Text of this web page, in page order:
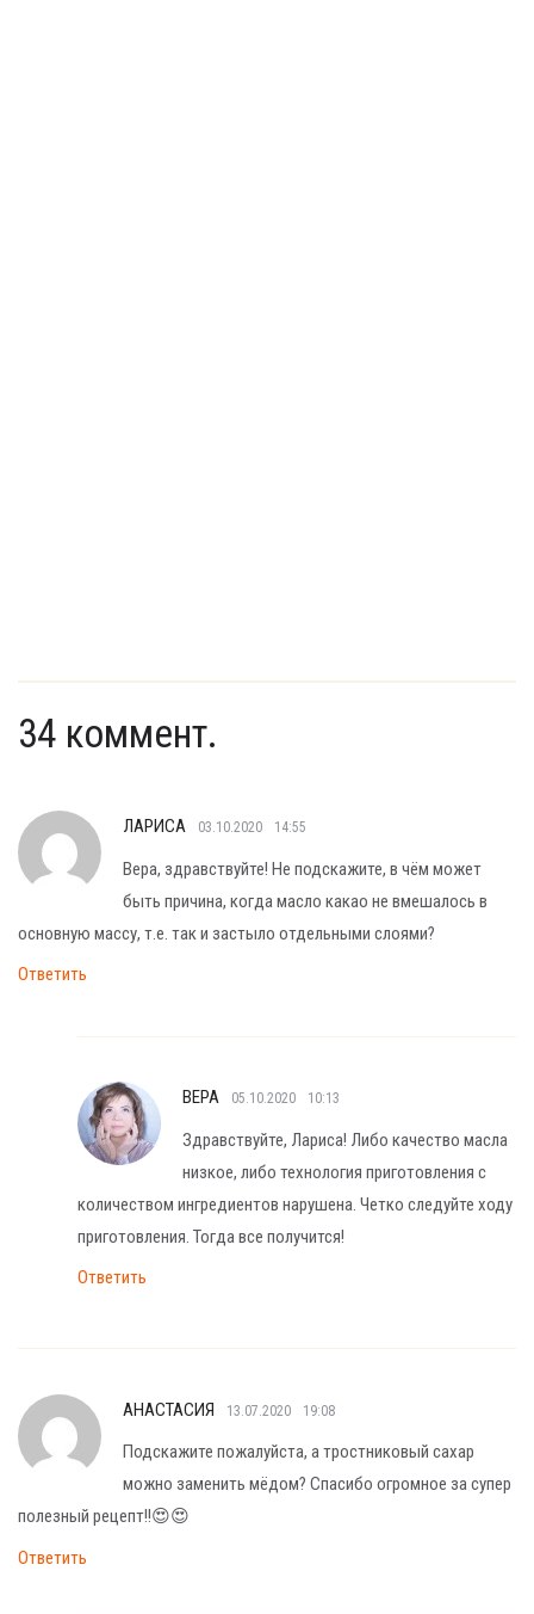
34 коммент.
ЛАРИСА 03.10.2020 14:55
Вера, здравствуйте! Не подскажите, в чём может
быть причина, когда масло какао не вмешалось в
основную массу, т.е. так и застыло отдельными слоями?
Ответить
ВЕРА 05.10.2020 10:13
Здравствуйте, Лариса! Либо качество масла
низкое, либо технология приготовления с
количеством ингредиентов нарушена. Четко следуйте ходу
приготовления. Тогда все получится!
Ответить
АНАСТАСИЯ 13.07.2020 19:08
Подскажите пожалуйста, а тростниковый сахар
можно заменить мёдом? Спасибо огромное за супер
полезный рецепт!!😍😍
Ответить